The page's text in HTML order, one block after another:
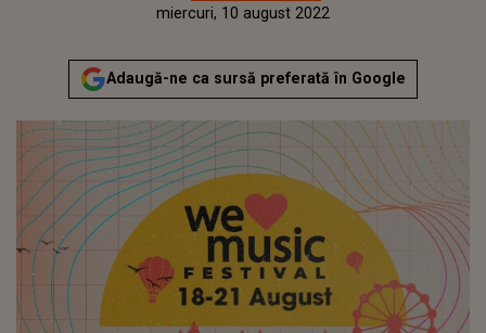
Publicat:
miercuri, 10 august 2022
Adaugă-ne ca sursă preferată în Google